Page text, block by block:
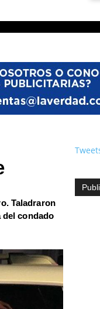
Taladraron
del condado